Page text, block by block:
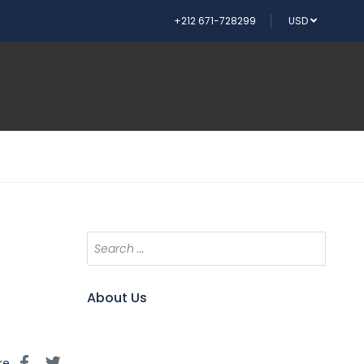
+212 671-728299 USD
About Us